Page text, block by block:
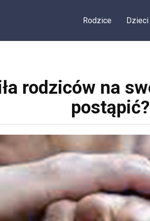
Rodzice Dzieci
rodziców na
postąpić?